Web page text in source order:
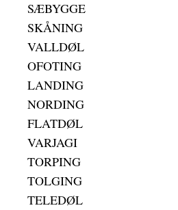
SÆBYGGE
SKÅNING
VALLDØL
OFOTING
LANDING
NORDING
FLATDØL
VARJAGI
TORPING
TOLGING
TELEDØL